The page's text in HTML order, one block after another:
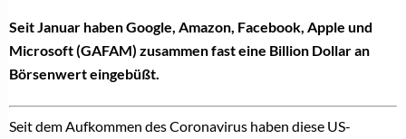
Seit Januar haben Google, Amazon, Facebook, Apple und
Microsoft (GAFAM) zusammen fast eine Billion Dollar an
Börsenwert eingebüßt.
Seit dem Aufkommen des Coronavirus haben diese US-